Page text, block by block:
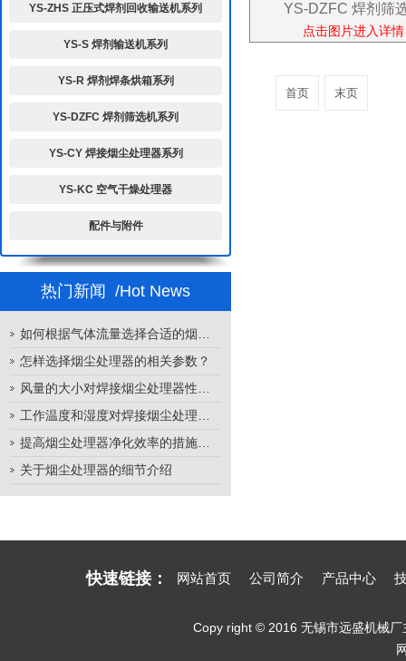
YS-ZHS 正压式焊剂回收输送机系列
YS-S 焊剂输送机系列
YS-R 焊剂焊条烘箱系列
YS-DZFC 焊剂筛选机系列
YS-CY 焊接烟尘处理器系列
YS-KC 空气干燥处理器
配件与附件
热门新闻 /Hot News
怎样选择烟尘处理器的相关参数？
关于烟尘处理器的细节介绍
YS-DZFC 焊剂筛
点击图片进入详情
首页 末页
快速链接： 网站首页 公司简介 产品中心
Copy right © 2016 无锡市远盛机械